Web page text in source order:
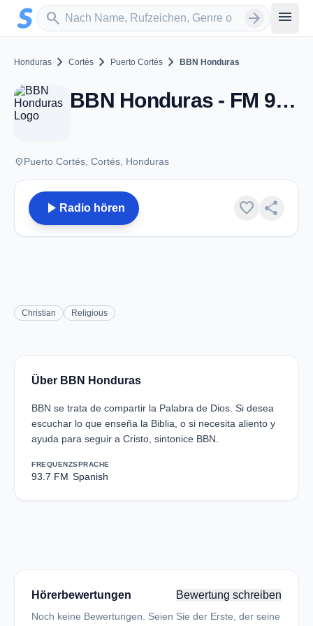
Zum Hauptinhalt springen
search
Sender suchen arrow_forward menu
Honduras chevron_right Cortés chevron_right Puerto Cortés chevron_right BBN Honduras
BBN Honduras - FM 93.7 - Puerto Cortés
placePuerto Cortés, Cortés, Honduras
play_arrow Radio hören favorite share
Christian Religious
Über BBN Honduras
BBN se trata de compartir la Palabra de Dios. Si desea
escuchar lo que enseña la Biblia, o si necesita aliento y
ayuda para seguir a Cristo, sintonice BBN.
FREQUENZ
93.7 FM
SPRACHE
Spanish
Hörerbewertungen Bewertung schreiben
Noch keine Bewertungen. Seien Sie der Erste, der seine